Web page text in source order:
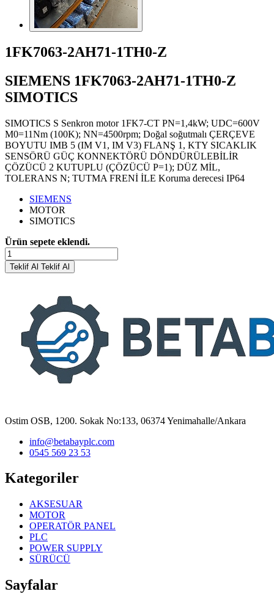
1FK7063-2AH71-1TH0-Z
SIEMENS 1FK7063-2AH71-1TH0-Z
SIMOTICS
SIMOTICS S Senkron motor 1FK7-CT PN=1,4kW; UDC=600V
M0=11Nm (100K); NN=4500rpm; Doğal soğutmalı ÇERÇEVE
BOYUTU IMB 5 (IM V1, IM V3) FLANŞ 1, KTY SICAKLIK
SENSÖRÜ GÜÇ KONNEKTÖRÜ DÖNDÜRÜLEBİLİR
ÇÖZÜCÜ 2 KUTUPLU (ÇÖZÜCÜ P=1); DÜZ MİL,
TOLERANS N; TUTMA FRENİ İLE Koruma derecesi IP64
SIEMENS
MOTOR
SIMOTICS
Ürün sepete eklendi.
Teklif Al Teklif Al
Ostim OSB, 1200. Sokak No:133, 06374 Yenimahalle/Ankara
info@betabayplc.com
0545 569 23 53
Kategoriler
AKSESUAR
MOTOR
OPERATÖR PANEL
PLC
POWER SUPPLY
SÜRÜCÜ
Sayfalar